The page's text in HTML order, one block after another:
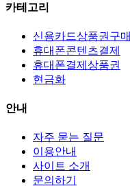
카테고리
신용카드상품권구매
휴대폰콘텐츠결제
휴대폰결제상품권
현금화
안내
자주 묻는 질문
이용안내
사이트 소개
문의하기